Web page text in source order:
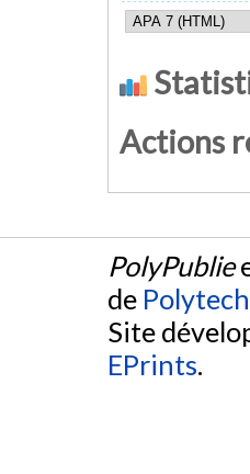
Actions
PolyPublie
de
Site
EPrints.